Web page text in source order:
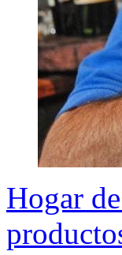
Hogar